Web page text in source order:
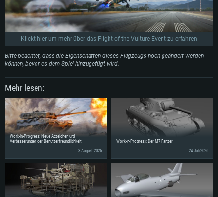
Klickt hier um mehr über das Flight of the Vulture Event zu erfahren
Bitte beachtet, dass die Eigenschaften dieses Flugzeugs noch geändert werden
können, bevor es dem Spiel hinzugefügt wird.
Mehr lesen:
Work-In-Progress: Neue Abzeichen und
Verbesserungen der Benutzerfreundlichkeit
3 August 2026
Work-In-Progress: Der M7 Panzer
24 Juli 2026